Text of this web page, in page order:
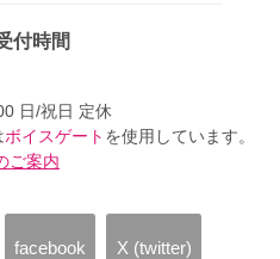
付時間
日/祝日 定休
ボイスゲート を使用しています。
ご案内
facebook X (twitter)